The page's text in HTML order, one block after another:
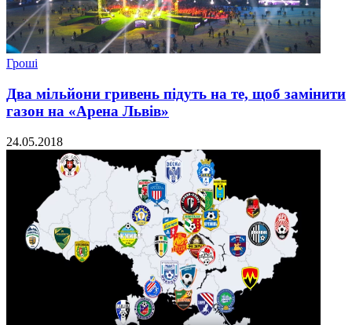
Гроші
Два мільйони гривень підуть на те, щоб замінити
газон на «Арена Львів»
24.05.2018